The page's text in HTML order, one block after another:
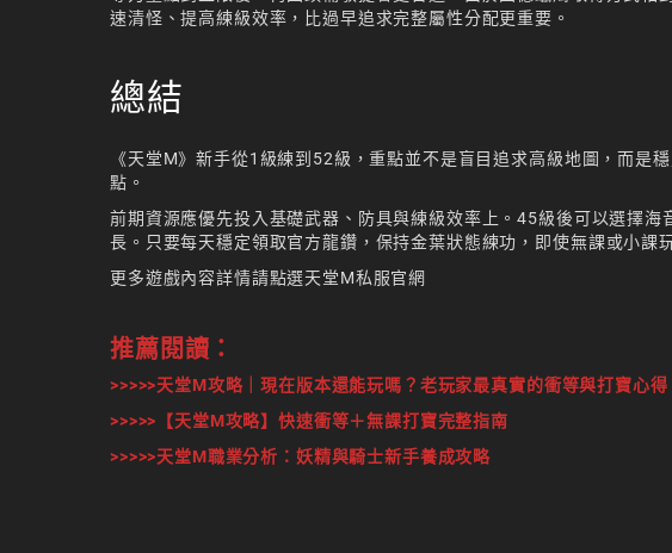
速清怪、提高練級效率，比過早追求完整屬性分配更重要。
總結
《天堂M》新手從1級練到52級，重點並不是盲目追求高級地圖，而是
點。
前期資源應優先投入基礎武器、防具與練級效率上。45級後可以選擇
長。只要每天穩定領取官方龍鑽，保持金葉狀態練功，即使無課或小課
更多遊戲內容詳情請點選天堂M私服官網
推薦閱讀：
>>>>>天堂M攻略｜現在版本還能玩嗎？老玩家最真實的衝等與打寶心得
>>>>>【天堂M攻略】快速衝等＋無課打寶完整指南
>>>>>天堂M職業分析：妖精與騎士新手養成攻略